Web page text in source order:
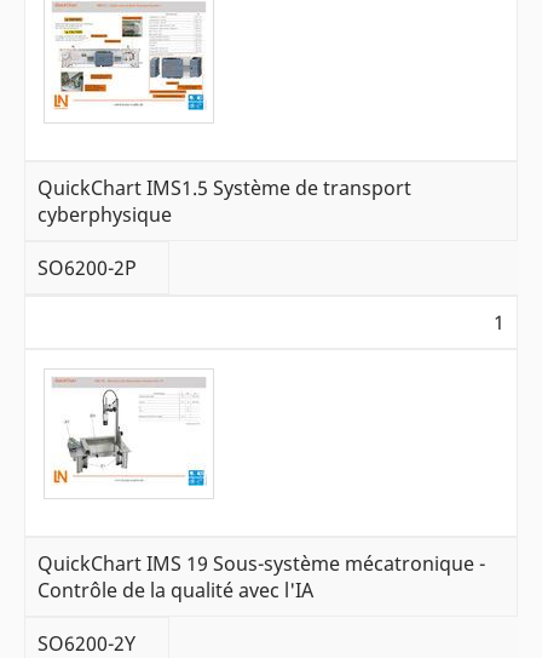
QuickChart IMS1.5 Système de transport
cyberphysique
SO6200-2P
1
QuickChart IMS 19 Sous-système mécatronique -
Contrôle de la qualité avec l'IA
SO6200-2Y